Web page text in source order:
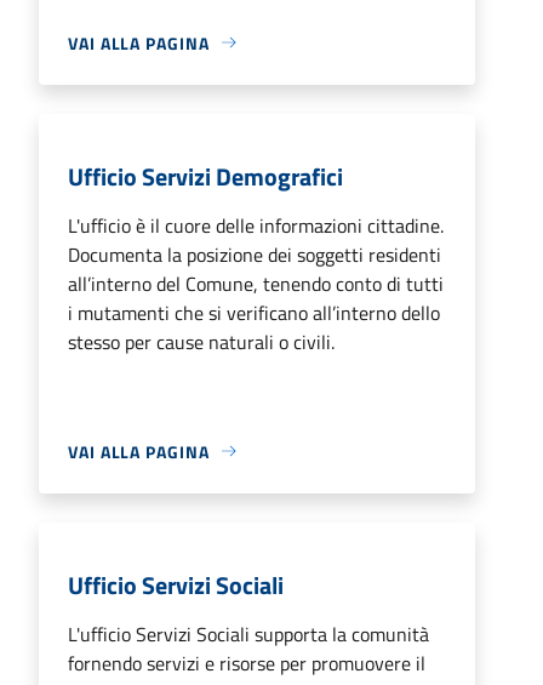
VAI ALLA PAGINA
Ufficio Servizi Demografici
L'ufficio è il cuore delle informazioni cittadine.
Documenta la posizione dei soggetti residenti
all’interno del Comune, tenendo conto di tutti
i mutamenti che si verificano all’interno dello
stesso per cause naturali o civili.
VAI ALLA PAGINA
Ufficio Servizi Sociali
L'ufficio Servizi Sociali supporta la comunità
fornendo servizi e risorse per promuovere il